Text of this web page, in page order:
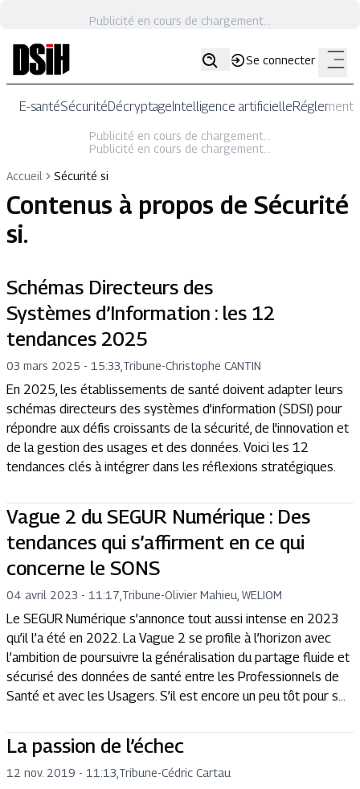
Publicité en cours de chargement...
Se connecter
E-santéSécuritéDécryptageIntelligence artificielle
Publicité en cours de chargement...
Publicité en cours de chargement...
Accueil
Sécurité si
Contenus à propos de Sécurité
si.
Schémas Directeurs des
Systèmes d’Information : les 12
tendances 2025
03 mars 2025 - 15:33 Tribune-Christophe CANTIN
En 2025, les établissements de santé doivent adapter leurs
schémas directeurs des systèmes d’information (SDSI) pour
répondre aux défis croissants de la sécurité, de l'innovation et
de la gestion des usages et des données. Voici les 12
tendances clés à intégrer dans les réflexions stratégiques.
Vague 2 du SEGUR Numérique : Des
tendances qui s’affirment en ce qui
concerne le SONS
04 avril 2023 - 11:17 Tribune-Olivier Mahieu, WELIOM
Le SEGUR Numérique s’annonce tout aussi intense en 2023
qu’il l’a été en 2022. La Vague 2 se profile à l’horizon avec
l’ambition de poursuivre la généralisation du partage fluide et
sécurisé des données de santé entre les Professionnels de
Santé et avec les Usagers. S’il est encore un peu tôt pour s...
La passion de l’échec
12 nov. 2019 - 11:13 Tribune-Cédric Cartau